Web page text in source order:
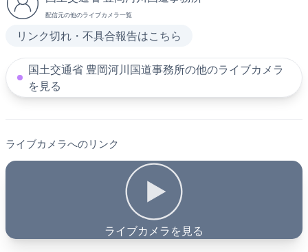
配信元の他のライブカメラ一覧
リンク切れ・不具合報告はこちら
国土交通省 豊岡河川国道事務所の他のライブカメラ
を見る
ライブカメラへのリンク
ライブカメラを見る